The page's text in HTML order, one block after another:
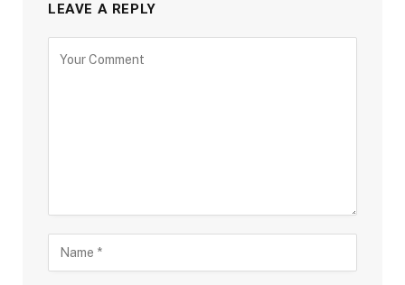
LEAVE A REPLY